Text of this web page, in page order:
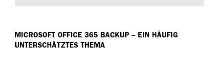
MICROSOFT OFFICE 365 BACKUP – EIN HÄUFIG
UNTERSCHÄTZTES THEMA